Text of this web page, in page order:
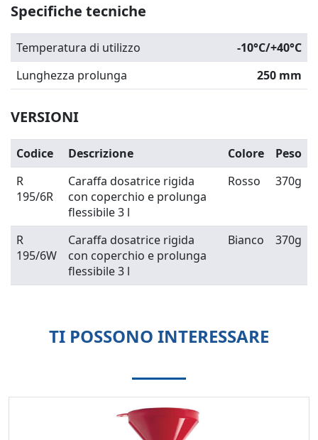
Specifiche tecniche
Temperatura di utilizzo
-10°C/+40°C
Lunghezza prolunga
250 mm
VERSIONI
Codice Descrizione Colore
Peso
R
195/6R
Caraffa dosatrice rigida
con coperchio e prolunga
flessibile 3 l
Rosso 370g
R
195/6W
Caraffa dosatrice rigida
con coperchio e prolunga
flessibile 3 l
Bianco 370g
TI POSSONO INTERESSARE